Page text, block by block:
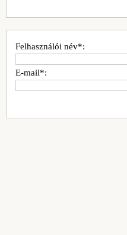
Felhasználói név*:
E-mail*: